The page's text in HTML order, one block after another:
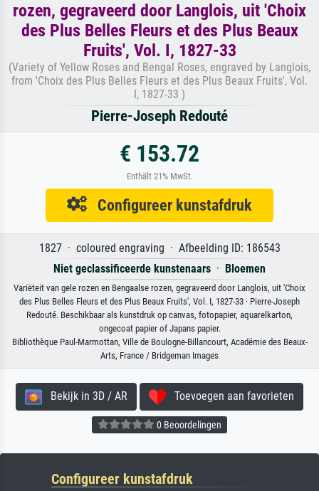
rozen, gegraveerd door Langlois, uit 'Choix
des Plus Belles Fleurs et des Plus Beaux
Fruits', Vol. I, 1827-33
(Variety of Yellow Roses and Bengal Roses, engraved by Langlois,
from 'Choix des Plus Belles Fleurs et des Plus Beaux Fruits', Vol.
I, 1827-33 )
Pierre-Joseph Redouté
€ 153.72
Enthält 21% MwSt.
Configureer kunstafdruk
1827 · coloured engraving · Afbeelding ID: 186543
Niet geclassificeerde kunstenaars · Bloemen
Variëteit van gele rozen en Bengaalse rozen, gegraveerd door Langlois, uit 'Choix
des Plus Belles Fleurs et des Plus Beaux Fruits', Vol. I, 1827-33 · Pierre-Joseph
Redouté. Beschikbaar als kunstdruk op canvas, fotopapier, aquarelkarton,
ongecoat papier of Japans papier.
Bibliothèque Paul-Marmottan, Ville de Boulogne-Billancourt, Académie des Beaux-
Arts, France / Bridgeman Images
Bekijk in 3D / AR Toevoegen aan favorieten
0 Beoordelingen
Configureer kunstafdruk